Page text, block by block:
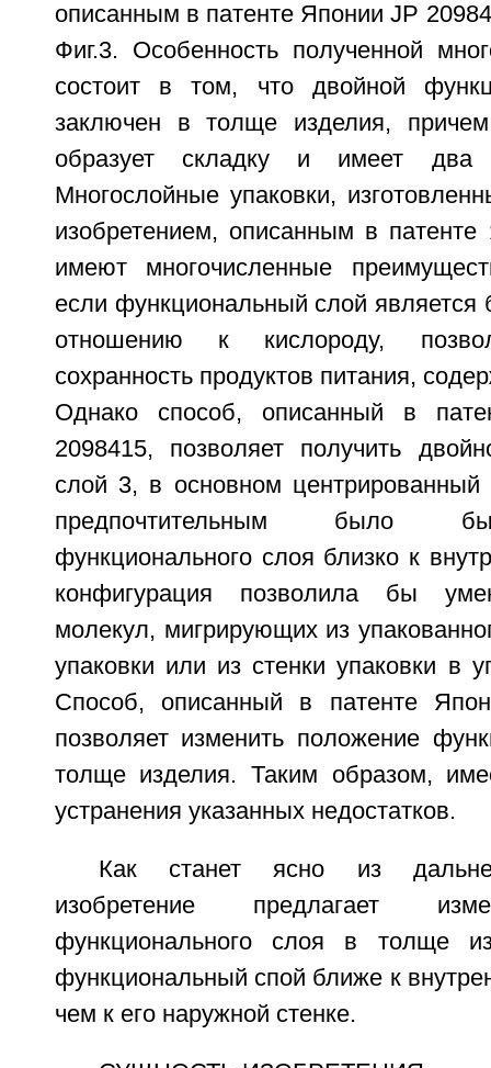
описанным в патенте Японии JP
Фиг.3. Особенность полученной
состоит в том, что двойной
заключен в толще изделия,
образует складку и имеет два
Многослойные упаковки,
изобретением, описанным в
имеют многочисленные
если функциональный слой
отношению к кислороду,
сохранность продуктов питания,
Однако способ, описанный в
2098415, позволяет получить
слой 3, в основном
предпочтительным было
функционального слоя близко к
конфигурация позволила бы
молекул, мигрирующих из
упаковки или из стенки упаковки в
Способ, описанный в патенте
позволяет изменить положение
толще изделия. Таким образом,
устранения указанных недостатков.
Как станет ясно из
изобретение предлагает
функционального слоя в толще
функциональный спой ближе к
чем к его наружной стенке.